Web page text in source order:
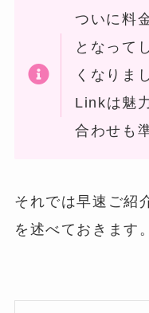
ついに料
となって
くなりま
Linkは魅
合わせも
それでは早速ご紹
を述べておきます。